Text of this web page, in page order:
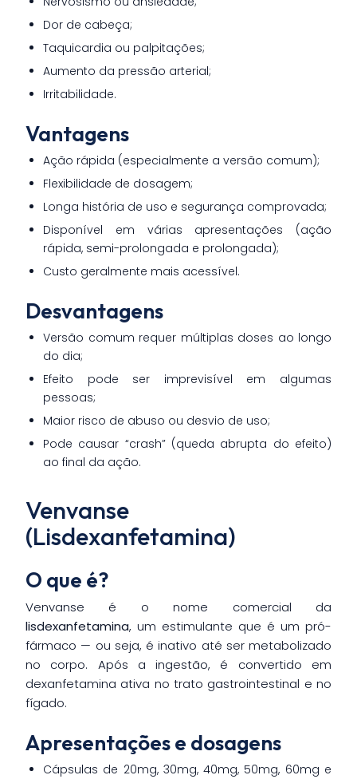
Dor de cabeça;
Taquicardia ou palpitações;
Aumento da pressão arterial;
Irritabilidade.
Vantagens
Ação rápida (especialmente a versão comum);
Flexibilidade de dosagem;
Longa história de uso e segurança comprovada;
Disponível em várias apresentações (ação
rápida, semi-prolongada e prolongada);
Custo geralmente mais acessível.
Desvantagens
Versão comum requer múltiplas doses ao longo
do dia;
Efeito pode ser imprevisível em algumas
pessoas;
Maior risco de abuso ou desvio de uso;
Pode causar “crash” (queda abrupta do efeito)
ao final da ação.
Venvanse
(Lisdexanfetamina)
O que é?
Venvanse é o nome comercial da
lisdexanfetamina, um estimulante que é um pró-
fármaco — ou seja, é inativo até ser metabolizado
no corpo. Após a ingestão, é convertido em
dexanfetamina ativa no trato gastrointestinal e no
fígado.
Apresentações e dosagens
Cápsulas de 20mg, 30mg, 40mg, 50mg, 60mg e